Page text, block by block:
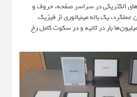
الکتریکی در سراسر صفحه، حروف و
یک باله مینیاتوری از فیزیک
بار در ثانیه و در سکوت کامل رخ